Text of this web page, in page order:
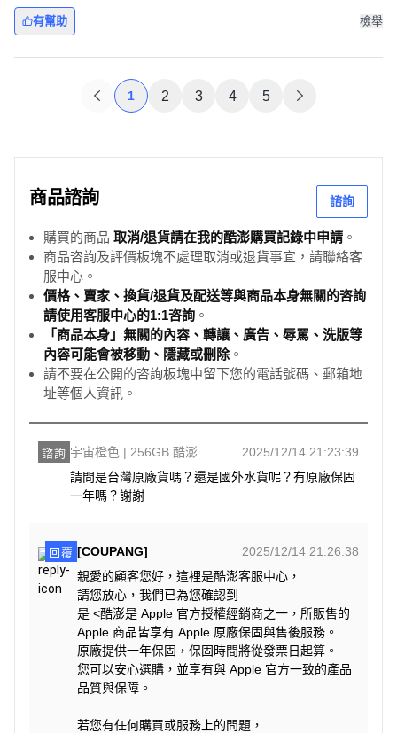
有幫助 檢舉
1 2 3 4 5
商品諮詢 諮詢
購買的商品 取消/退貨請在我的酷澎購買記錄中申請 。
商品咨詢及評價板塊不處理取消或退貨事宜，請聯絡客
服中心。
價格、賣家、換貨/退貨及配送等與商品本身無關的咨詢
請使用客服中心的1:1咨詢 。
「商品本身」無關的內容、轉讓、廣告、辱罵、洗版等
內容可能會被移動、隱藏或刪除。
請不要在公開的咨詢板塊中留下您的電話號碼、郵箱地
址等個人資訊。
諮詢 宇宙橙色 | 256GB 酷澎
2025/12/14 21:23:39
請問是台灣原廠貨嗎？還是國外水貨呢？有原廠保固
一年嗎？謝謝
回覆 [COUPANG]
2025/12/14 21:26:38
親愛的顧客您好，這裡是酷澎客服中心，
請您放心，我們已為您確認到
是 <酷澎是 Apple 官方授權經銷商之一，所販售的
Apple 商品皆享有 Apple 原廠保固與售後服務。
原廠提供一年保固，保固時間將從發票日起算。
您可以安心選購，並享有與 Apple 官方一致的產品
品質與保障。
若您有任何購買或服務上的問題，